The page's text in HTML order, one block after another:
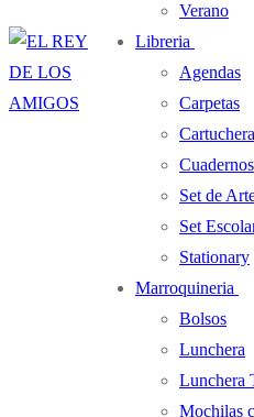
Verano
Libreria
Agendas
Carpetas
Cuadernos
Set de
Set
Stationary
Marroquineria
Bolsos
Lunchera
Lunchera
Mochilas